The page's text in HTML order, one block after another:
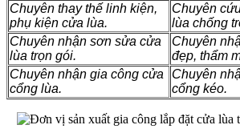
Chuyên thay thế linh kiện,
phụ kiện cửa lùa.
Chuyên
lùa chống
Chuyên nhận sơn sửa cửa
lùa trọn gói.
Chuyên
đẹp, thẩm
Chuyên nhận gia công cửa
cổng lùa.
Chuyên
cổng kéo.